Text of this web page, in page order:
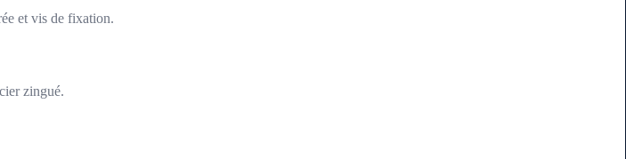
et vis de fixation.
zingué.